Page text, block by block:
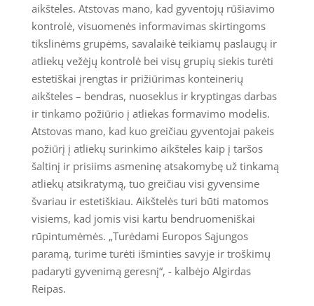
aikšteles. Atstovas mano, kad gyventojų rūšiavimo
kontrolė, visuomenės informavimas skirtingoms
tikslinėms grupėms, savalaikė teikiamų paslaugų ir
atliekų vežėjų kontrolė bei visų grupių siekis turėti
estetiškai įrengtas ir prižiūrimas konteinerių
aikšteles – bendras, nuoseklus ir kryptingas darbas
ir tinkamo požiūrio į atliekas formavimo modelis.
Atstovas mano, kad kuo greičiau gyventojai pakeis
požiūrį į atliekų surinkimo aikšteles kaip į taršos
šaltinį ir prisiims asmeninę atsakomybę už tinkamą
atliekų atsikratymą, tuo greičiau visi gyvensime
švariau ir estetiškiau. Aikštelės turi būti matomos
visiems, kad jomis visi kartu bendruomeniškai
rūpintumėmės. „Turėdami Europos Sąjungos
paramą, turime turėti išminties savyje ir troškimų
padaryti gyvenimą geresnį“, - kalbėjo Algirdas
Reipas.